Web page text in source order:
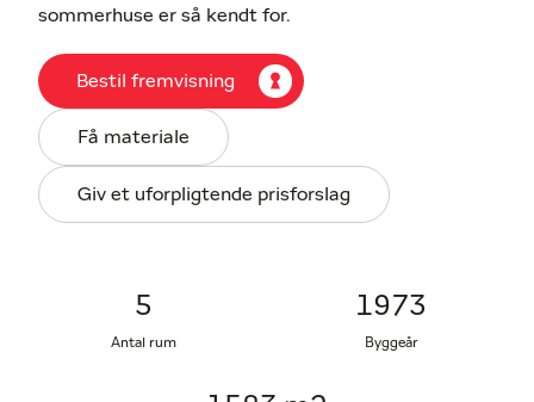
sommerhuse er så kendt for.
Det er ikke kun nærheden til vandet, der gør
området attraktivt, men også den spændende
marina, som byder på lidt af det hele – fra
restauranter og købmand til aktiviteter og
faciliteter for besøgende. I får kort afstand til en
dejlig badestrand, og derudover er det nemt at
brostensbelagte Ebeltoft, hvor seværdigheder som
Bestil fremvisning
Få materiale
Giv et uforpligtende prisforslag
5
Antal rum
1973
Byggeår